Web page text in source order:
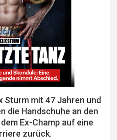
Sturm mit 47 Jahren und
die Handschuhe an den
Ex-Champ auf eine
zurück.